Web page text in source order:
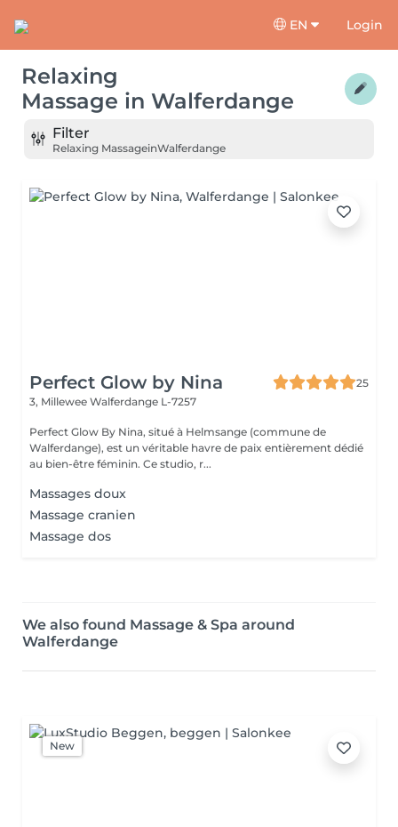
EN Login
Relaxing
Massage in Walferdange
Filter
Relaxing MassageinWalferdange
Perfect Glow by Nina
25
3, Millewee Walferdange L-7257
Perfect Glow By Nina, situé à Helmsange (commune de
Walferdange), est un véritable havre de paix entièrement dédié
au bien-être féminin. Ce studio, r...
Massages doux
Massage cranien
Massage dos
We also found Massage & Spa around
Walferdange
New